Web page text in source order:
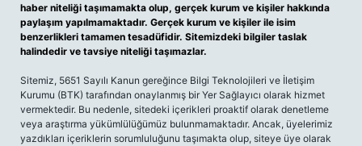
haber niteliği taşımamakta olup, gerçek kurum ve kişiler hakkında
paylaşım yapılmamaktadır. Gerçek kurum ve kişiler ile isim
benzerlikleri tamamen tesadüfidir. Sitemizdeki bilgiler taslak
halindedir ve tavsiye niteliği taşımazlar.
Sitemiz, 5651 Sayılı Kanun gereğince Bilgi Teknolojileri ve İletişim
Kurumu (BTK) tarafından onaylanmış bir Yer Sağlayıcı olarak hizmet
vermektedir. Bu nedenle, sitedeki içerikleri proaktif olarak denetleme
veya araştırma yükümlülüğümüz bulunmamaktadır. Ancak, üyelerimiz
yazdıkları içeriklerin sorumluluğunu taşımakta olup, siteye üye olarak